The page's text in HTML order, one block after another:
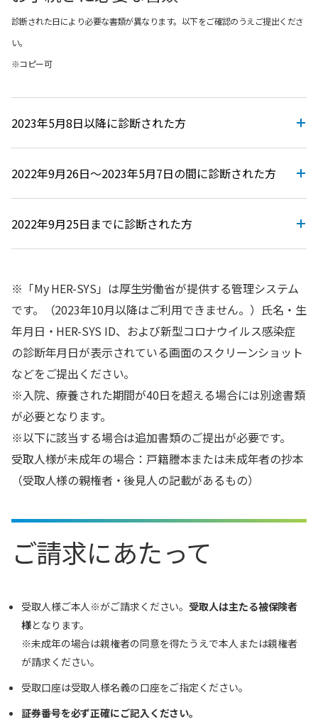
診断された日により必要な書類が異なります。以下をご確認のうえご提出くださ
い。
※コピー可
2023年5月8日以降に診断された方
2022年9月26日～2023年5月7日の間に診断された方
2022年9月25日までに診断された方
※「My HER-SYS」は厚生労働省が提供する管理システム
です。（2023年10月以降はご利用できません。）氏名・生
年月日・HER-SYS ID、および新型コロナウイルス感染症
の診断年月日が表示されている画面のスクリーンショット
などをご提出ください。
※入院、療養された期間が40日を超える場合には別途書類
が必要となります。
※以下に該当する場合は追加書類のご提出が必要です。
受取人様が未成年の場合：戸籍謄本または未成年者の抄本
（受取人様の親権者・後見人の記載があるもの）
ご請求にあたって
受取人様ご本人※がご請求ください。 受取人は主たる被保険者
様となります。
※未成年の場合は親権者の同意を得たうえで本人または親権者
が請求ください。
受取口座は受取人様名義の口座をご指定ください。
証券番号を必ず正確にご記入ください。